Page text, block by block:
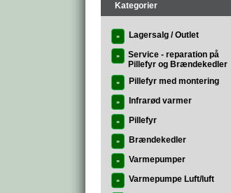
Kategorier
» Lagersalg / Outlet
»
Service - reparation på
Pillefyr og Brændekedler
» Pillefyr med montering
» Infrarød varmer
» Pillefyr
» Brændekedler
» Varmepumper
» Varmepumpe Luft/luft